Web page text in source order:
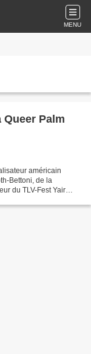
MENU
Palm
américain
Bettoni, de la
du TLV-Fest Yair